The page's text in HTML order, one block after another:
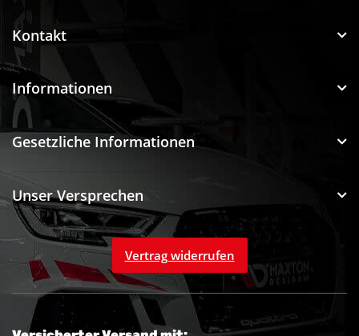
Kontakt
Informationen
Gesetzliche Informationen
Unser Versprechen
Vertrag widerrufen